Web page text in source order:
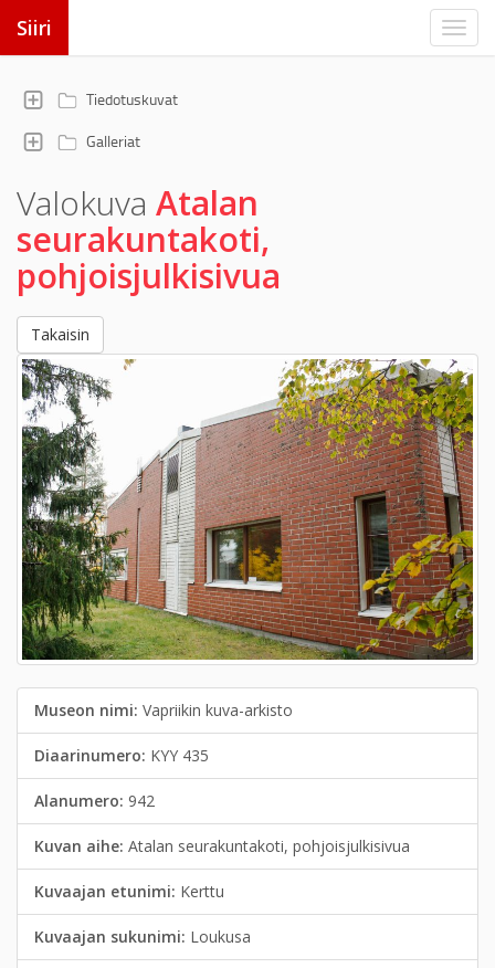
Siiri
Tiedotuskuvat
Galleriat
Valokuva Atalan
seurakuntakoti,
pohjoisjulkisivua
Takaisin
Museon nimi: Vapriikin kuva-arkisto
Diaarinumero: KYY 435
Alanumero: 942
Kuvan aihe: Atalan seurakuntakoti, pohjoisjulkisivua
Kuvaajan etunimi: Kerttu
Kuvaajan sukunimi: Loukusa